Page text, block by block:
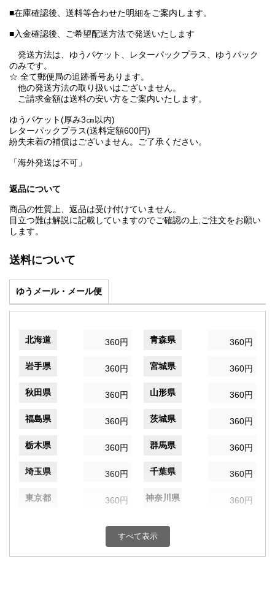
■在庫確認後、送料等合わせた明細をご案内します。
■入金確認後、ご希望配送方法で発送いたします
発送方法は、ゆうパケット、レターパックプラス、ゆうパック
のみです。
☆ 全て郵便局の追跡番号あります。
他の発送方法の取り扱いはございません。
ご請求金額は送料の安い方をご案内いたします。
ゆうパケット(厚み3㎝以内)
レターパックプラス(送料定額600円)
紛失未着の補償はございません。ご了承ください。
「海外発送は不可」
返品について
商品の性質上、返品は受け付けていません。
目立つ難は解説に記載していますのでご確認の上,ご注文をお願い
します。
送料について
ゆうメール・メール便
北海道 360円 青森県 360円
岩手県 360円 宮城県 360円
秋田県 360円 山形県 360円
福島県 360円 茨城県 360円
栃木県 360円 群馬県 360円
埼玉県 360円 千葉県 360円
東京都 360円 神奈川県 360円
360円 富山県
すべて表示